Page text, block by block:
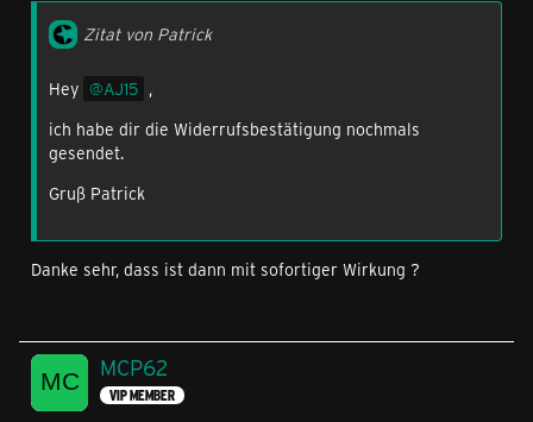
Zitat von Patrick
Hey AJ15 ,
ich habe dir die Widerrufsbestätigung nochmals
gesendet.
Gruß Patrick
Danke sehr, dass ist dann mit sofortiger Wirkung ?
MCP62
VIP MEMBER